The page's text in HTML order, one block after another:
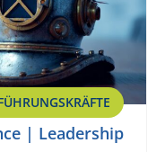
| Leadership